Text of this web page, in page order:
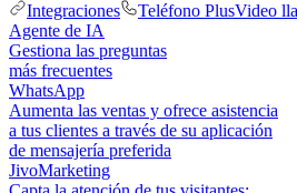
Integraciones
Teléfono PlusVideo
Agente de IA
Gestiona las preguntas
más frecuentes
WhatsApp
Aumenta las ventas y ofrece asistencia
a tus clientes a través de su aplicación
de mensajería preferida
JivoMarketing